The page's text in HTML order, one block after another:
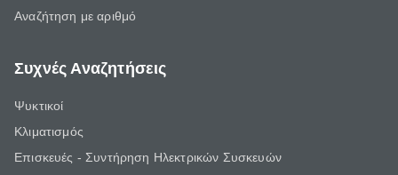
Αναζήτηση με αριθμό
Συχνές Αναζητήσεις
Ψυκτικοί
Κλιματισμός
Επισκευές - Συντήρηση Ηλεκτρικών Συσκευών